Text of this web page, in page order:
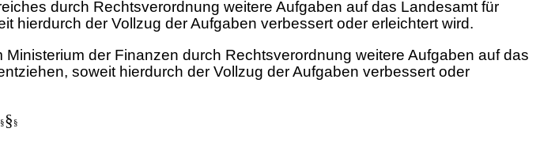
durch Rechtsverordnung weitere Aufgaben auf das Landesamt für
hierdurch der Vollzug der Aufgaben verbessert oder erleichtert wird.
der Finanzen durch Rechtsverordnung weitere Aufgaben auf das
soweit hierdurch der Vollzug der Aufgaben verbessert oder
§§ §